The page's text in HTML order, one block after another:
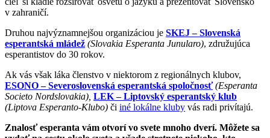
v zahraničí.
Druhou najvýznamnejšou organizáciou je SKEJ – Slovenská
esperantská mládež (Slovakia Esperanta Junularo), združujúca
esperantistov do 30 rokov.
Ak vás však láka členstvo v niektorom z regionálnych klubov,
ESONO – Severoslovenská esperantská spoločnosť (Esperanta
Societo Nordslovakia), LEK – Liptovský esperantský klub
(Liptova Esperanto-Klubo) či iné lokálne kluby vás radi privítajú.
Znalosť esperanta vám otvorí vo svete mnoho dverí. Môžete sa